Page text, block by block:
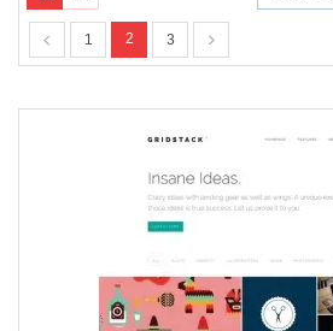
1 2 3